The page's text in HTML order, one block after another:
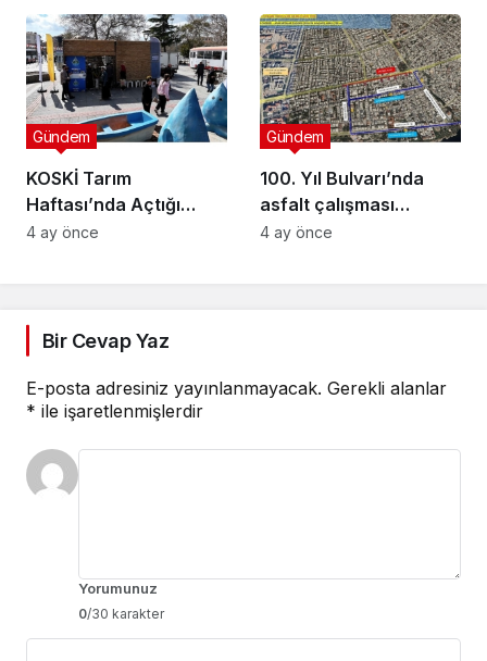
Cinsiyet Eşitliği
Semineri
KOSKİ Tarım
Haftası’nda Açtığı
Stantta Su Tasarrufu
Gündem
4 ay önce
100. Yıl Bulvarı’nda
asfalt çalışması
gerçekleştirilecek
Gündem
4 ay önce
Bir Cevap Yaz
E-posta adresiniz yayınlanmayacak. Gerekli alanlar
* ile işaretlenmişlerdir
Yorumunuz
0/30 karakter